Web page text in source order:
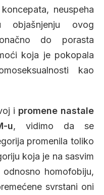
neuspeha
objašnjenju ovog
do porasta
koja je pokopala
kao
i promene nastale
u, vidimo da se
promenila toliko
koja je na sasvim
homofobiju,
svrstani oni